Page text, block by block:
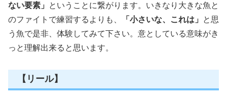
ない要素」
ということに繋がります。いきなり大きな魚と
のファイトで練習するよりも、
「小さいな、これは」
と思
う魚で是非、体験してみて下さい。意としている意味がき
っと理解出来ると思います。
【リール】